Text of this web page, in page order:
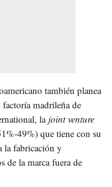
también planea
madrileña de
la joint venture
49%) que tiene con su
la fabricación y
de la marca fuera de